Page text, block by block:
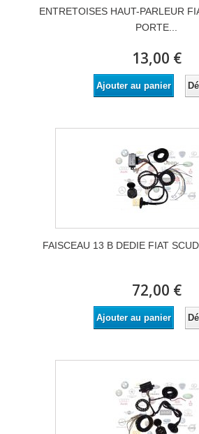
ENTRETOISES HAUT-PARLEUR
PORTE...
13,00 €
Ajouter au panier
FAISCEAU 13 B DEDIE FIAT
72,00 €
Ajouter au panier